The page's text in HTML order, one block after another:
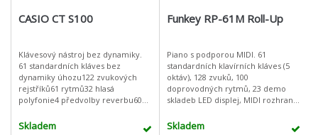
CASIO CT S100
Klávesový nástroj bez dynamiky.
61 standardních kláves bez
dynamiky úhozu122 zvukových
rejstříků61 rytmů32 hlasá
polyfonie4 předvolby reverbu60
startRežim Dance Music50 rytmů
Skladem
Funkey RP-61M Roll-Up
Piano s podporou MIDI. 61
standardních klavírních kláves (5
oktáv), 128 zvuků, 100
doprovodných rytmů, 23 demo
skladeb LED displej, MIDI rozhraní,
Skladem